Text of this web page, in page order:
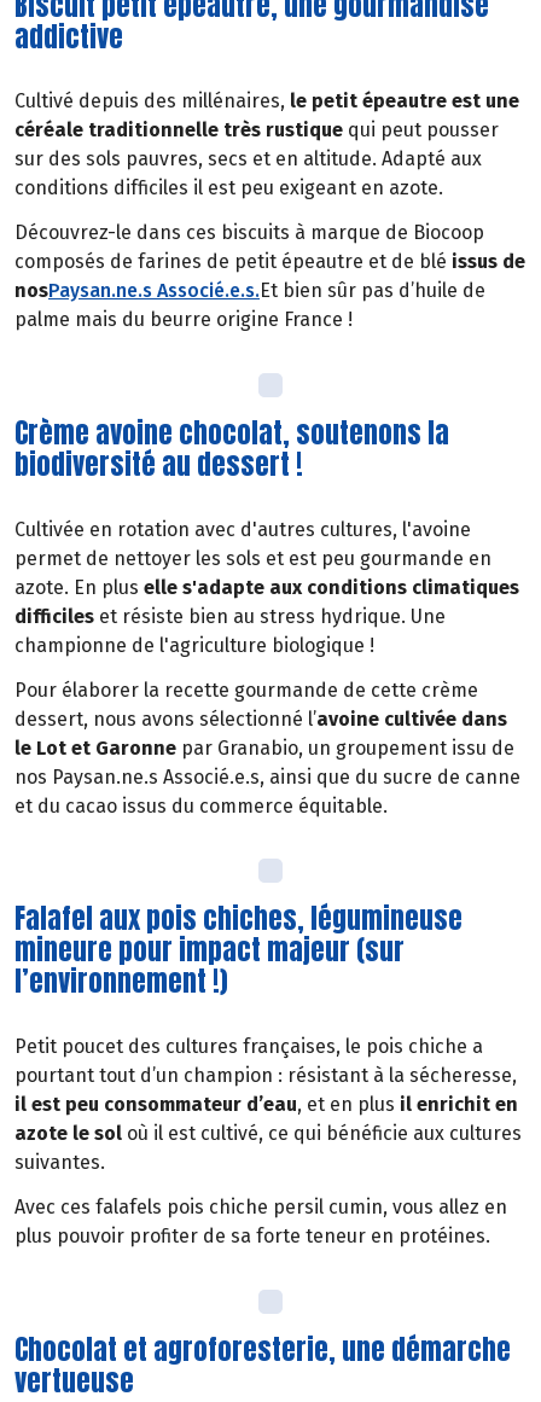
addictive
Cultivé depuis des millénaires, le petit épeautre est une
céréale traditionnelle très rustique qui peut pousser
sur des sols pauvres, secs et en altitude. Adapté aux
conditions difficiles il est peu exigeant en azote.
Découvrez-le dans ces biscuits à marque de Biocoop
composés de farines de petit épeautre et de blé issus de
nosPaysan.ne.s Associé.e.s.Et bien sûr pas d’huile de
palme mais du beurre origine France !
Crème avoine chocolat, soutenons la
biodiversité au dessert !
Cultivée en rotation avec d'autres cultures, l'avoine
permet de nettoyer les sols et est peu gourmande en
azote. En plus elle s'adapte aux conditions climatiques
difficiles et résiste bien au stress hydrique. Une
championne de l'agriculture biologique !
Pour élaborer la recette gourmande de cette crème
dessert, nous avons sélectionné l’avoine cultivée dans
le Lot et Garonne par Granabio, un groupement issu de
nos Paysan.ne.s Associé.e.s, ainsi que du sucre de canne
et du cacao issus du commerce équitable.
Falafel aux pois chiches, légumineuse
mineure pour impact majeur (sur
l’environnement !)
Petit poucet des cultures françaises, le pois chiche a
pourtant tout d’un champion : résistant à la sécheresse,
il est peu consommateur d’eau, et en plus il enrichit en
azote le sol où il est cultivé, ce qui bénéficie aux cultures
suivantes.
Avec ces falafels pois chiche persil cumin, vous allez en
plus pouvoir profiter de sa forte teneur en protéines.
Chocolat et agroforesterie, une démarche
vertueuse